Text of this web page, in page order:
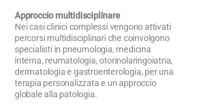
Approccio multidisciplinare
Nei casi clinici complessi vengono attivati
percorsi multidisciplinari che coinvolgono
specialisti in pneumologia, medicina
interna, reumatologia, otorinolaringoiatria,
dermatologia e gastroenterologia, per una
terapia personalizzata e un approccio
globale alla patologia.